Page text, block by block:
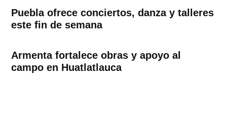
Puebla ofrece conciertos, danza y talleres
este fin de semana
Armenta fortalece obras y apoyo al
campo en Huatlatlauca